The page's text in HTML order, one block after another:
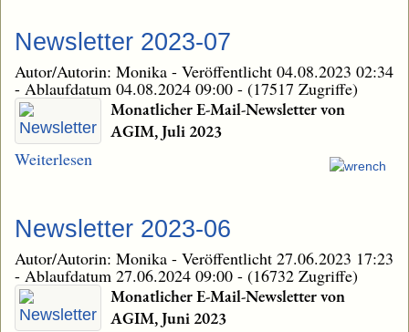
Newsletter 2023-07
Autor/Autorin: Monika - Veröffentlicht 04.08.2023 02:34
- Ablaufdatum 04.08.2024 09:00 - (17517 Zugriffe)
Monatlicher E-Mail-Newsletter von
AGIM, Juli 2023
Weiterlesen
Newsletter 2023-06
Autor/Autorin: Monika - Veröffentlicht 27.06.2023 17:23
- Ablaufdatum 27.06.2024 09:00 - (16732 Zugriffe)
Monatlicher E-Mail-Newsletter von
AGIM, Juni 2023